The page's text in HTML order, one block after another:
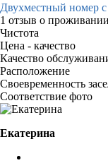
Двухместный номер
1 отзыв о
Чистота
Цена - качество
Качество
Расположение
Своевременность
Соответствие фото
Екатерина